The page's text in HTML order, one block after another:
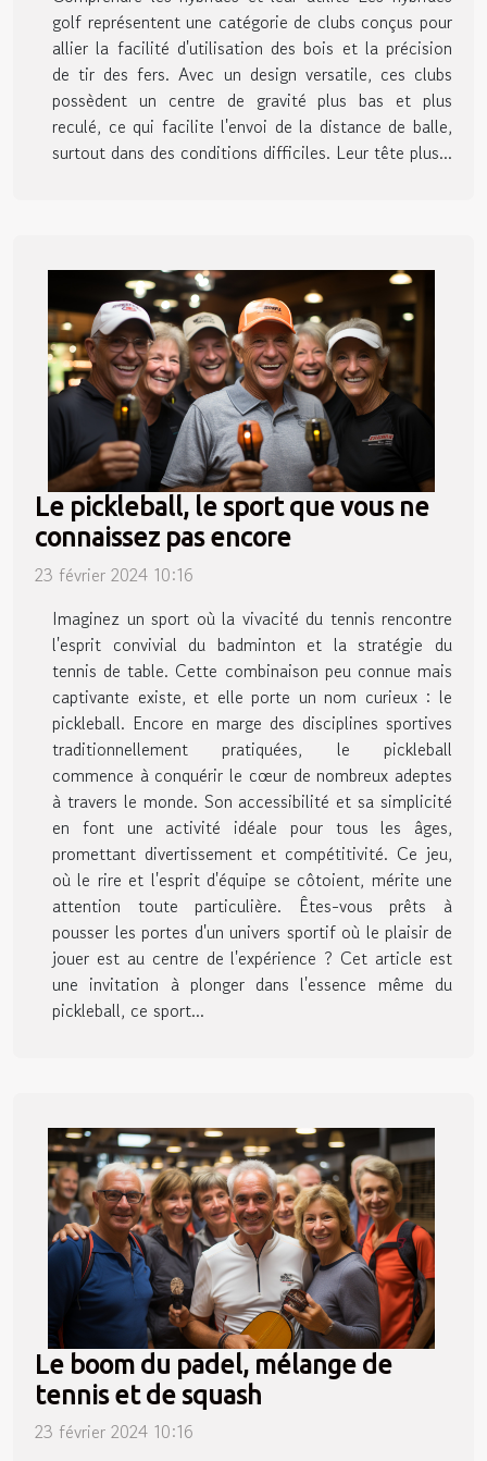
golf représentent une catégorie de clubs conçus pour
allier la facilité d'utilisation des bois et la précision
de tir des fers. Avec un design versatile, ces clubs
possèdent un centre de gravité plus bas et plus
reculé, ce qui facilite l'envoi de la distance de balle,
surtout dans des conditions difficiles. Leur tête plus...
Le pickleball, le sport que vous ne
connaissez pas encore
23 février 2024 10:16
Imaginez un sport où la vivacité du tennis rencontre
l'esprit convivial du badminton et la stratégie du
tennis de table. Cette combinaison peu connue mais
captivante existe, et elle porte un nom curieux : le
pickleball. Encore en marge des disciplines sportives
traditionnellement pratiquées, le pickleball
commence à conquérir le cœur de nombreux adeptes
à travers le monde. Son accessibilité et sa simplicité
en font une activité idéale pour tous les âges,
promettant divertissement et compétitivité. Ce jeu,
où le rire et l'esprit d'équipe se côtoient, mérite une
attention toute particulière. Êtes-vous prêts à
pousser les portes d'un univers sportif où le plaisir de
jouer est au centre de l'expérience ? Cet article est
une invitation à plonger dans l'essence même du
pickleball, ce sport...
Le boom du padel, mélange de
tennis et de squash
23 février 2024 10:16